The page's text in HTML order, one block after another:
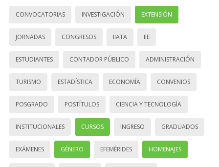
CONVOCATORIAS INVESTIGACIÓN EXTENSIÓN
JORNADAS CONGRESOS IIATA IIE
ESTUDIANTES CONTADOR PÚBLICO ADMINISTRACIÓN
TURISMO ESTADÍSTICA ECONOMÍA CONVENIOS
POSGRADO POSTÍTULOS CIENCIA Y TECNOLOGÍA
INSTITUCIONALES CURSOS INGRESO GRADUADOS
EXÁMENES GÉNERO EFEMÉRIDES HOMENAJES